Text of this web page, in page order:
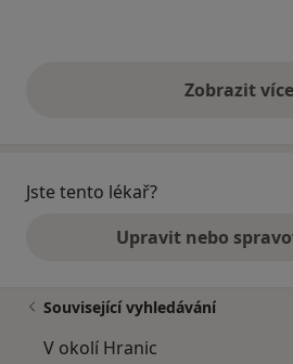
Zobrazit více
výše
Jste tento lékař?
Upravit nebo
Související vyhledávání
V okolí Hranic